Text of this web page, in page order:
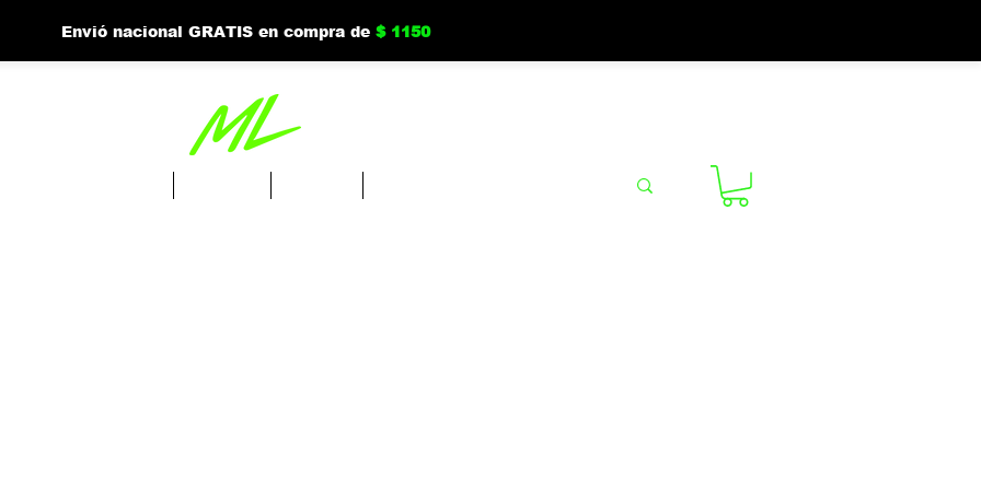
Envió nacional GRATIS en compra de $ 1150